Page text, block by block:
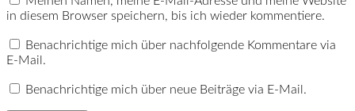
in diesem Browser speichern, bis ich wieder kommentiere.
Benachrichtige mich über nachfolgende Kommentare via
E-Mail.
Benachrichtige mich über neue Beiträge via E-Mail.